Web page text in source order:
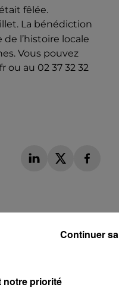
fêlée.
La bénédiction
l’histoire locale
Vous pouvez
au 02 37 32 32
notre priorité
Continuer